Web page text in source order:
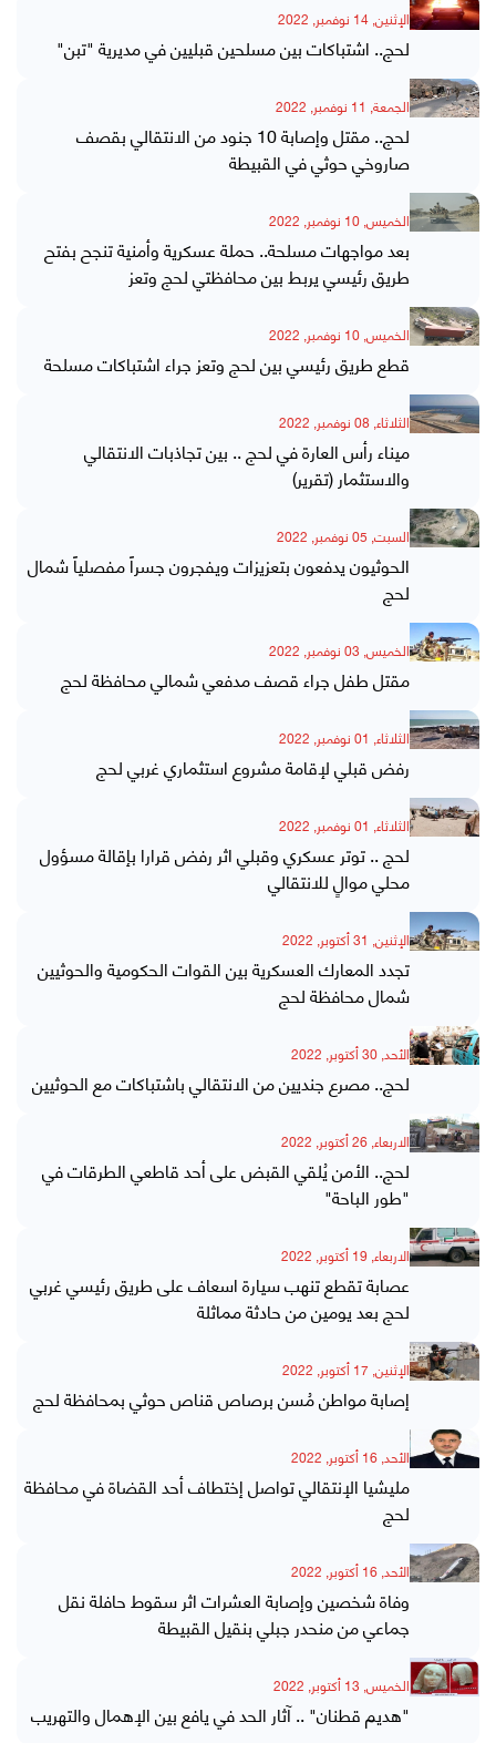
الإثنين, 14 نوفمبر, 2022
لحج.. اشتباكات بين مسلحين قبليين في مديرية "تبن"
الجمعة, 11 نوفمبر, 2022
لحج.. مقتل وإصابة 10 جنود من الانتقالي بقصف
صاروخي حوثي في القبيطة
الخميس, 10 نوفمبر, 2022
بعد مواجهات مسلحة.. حملة عسكرية وأمنية تنجح بفتح
طريق رئيسي يربط بين محافظتي لحج وتعز
الخميس, 10 نوفمبر, 2022
قطع طريق رئيسي بين لحج وتعز جراء اشتباكات مسلحة
الثلاثاء, 08 نوفمبر, 2022
ميناء رأس العارة في لحج .. بين تجاذبات الانتقالي
والاستثمار (تقرير)
السبت, 05 نوفمبر, 2022
الحوثيون يدفعون بتعزيزات ويفجرون جسراً مفصلياً شمال
لحج
الخميس, 03 نوفمبر, 2022
مقتل طفل جراء قصف مدفعي شمالي محافظة لحج
الثلاثاء, 01 نوفمبر, 2022
رفض قبلي لإقامة مشروع استثماري غربي لحج
الثلاثاء, 01 نوفمبر, 2022
لحج .. توتر عسكري وقبلي اثر رفض قرارا بإقالة مسؤول
محلي موالٍ للانتقالي
الإثنين, 31 أكتوبر, 2022
تجدد المعارك العسكرية بين القوات الحكومية والحوثيين
شمال محافظة لحج
الأحد, 30 أكتوبر, 2022
لحج.. مصرع جنديين من الانتقالي باشتباكات مع الحوثيين
الاربعاء, 26 أكتوبر, 2022
لحج.. الأمن يُلقي القبض على أحد قاطعي الطرقات في
"طور الباحة"
الاربعاء, 19 أكتوبر, 2022
عصابة تقطع تنهب سيارة اسعاف على طريق رئيسي غربي
لحج بعد يومين من حادثة مماثلة
الإثنين, 17 أكتوبر, 2022
إصابة مواطن مُسن برصاص قناص حوثي بمحافظة لحج
الأحد, 16 أكتوبر, 2022
مليشيا الإنتقالي تواصل إختطاف أحد القضاة في محافظة
لحج
الأحد, 16 أكتوبر, 2022
وفاة شخصين وإصابة العشرات اثر سقوط حافلة نقل
جماعي من منحدر جبلي بنقيل القبيطة
الخميس, 13 أكتوبر, 2022
"هديم قطنان" .. آثار الحد في يافع بين الإهمال والتهريب